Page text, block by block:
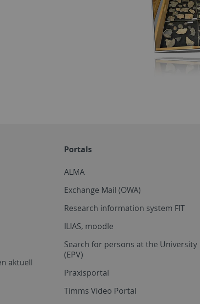
aktuell
Portals
ALMA
Exchange Mail (OWA)
Research information system FIT
ILIAS, moodle
Search for persons at the University
(EPV)
Praxisportal
Timms Video Portal